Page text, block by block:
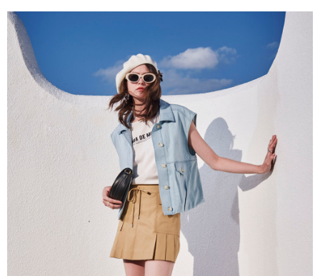
※ 交易是否成功請以「AFTEE先享後付 」之結帳頁面顯示為準，若有關於
是否繳費成功／繳費後需取消欲退款等相關疑問，請聯繫「AFTEE先享後付
客戶支援中心」
https://netprotections.freshdesk.com/support/home
【注意事項】
１．透過由恩沛科技股份有限公司提供之「AFTEE先享後付」服務完成之交
易，需依本服務之必要範圍內提供個人資料，並將交易相關給付款項請求債
權轉讓予恩沛科技股份有限公司。
２．關於個人資料處理事宜，請瀏覽以下網址：
https://aftee.tw/terms/#terms3
３．未成年的使用者請事先徵得法定代理人或監護人之同意方可使用
「AFTEE先享後付」，若未經同意申辦者引起之損失，本公司不負相關責
４．使用「AFTEE先享後付」時，將依據個別帳號之用戶狀況，依本公司即
時審查核予不同之上限額度；若仍有額度不足之情形，本公司將視審查結果
５．嚴禁一人註冊多個帳號或使用他人資訊註冊。若發現惡意使用之情形，
恩沛科技股份有限公司將有權停止該用戶之使用額度並採取法律行動。